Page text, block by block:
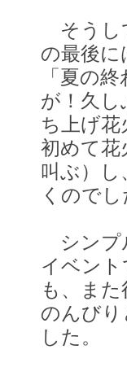
そうし
の最後に
「夏の
が！久し
ち上げ花
初めて花
叫ぶ）し
くのでし
シンプ
イベン
も、ま
のんび
した。